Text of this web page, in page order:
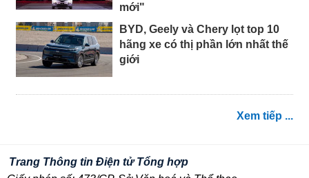
mới"
BYD, Geely và Chery lọt top 10
hãng xe có thị phần lớn nhất thế
giới
Xem tiếp ...
Trang Thông tin Điện tử Tổng hợp